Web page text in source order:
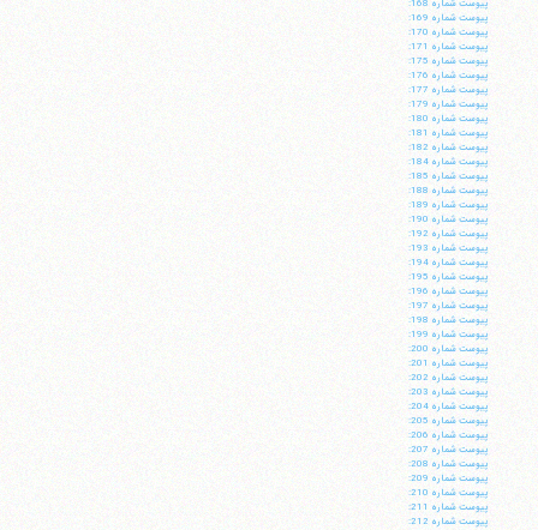
پيوست شماره 168:
پيوست شماره 169:
پيوست شماره 170:
پيوست شماره 171:
پيوست شماره 175:
پيوست شماره 176:
پيوست شماره 177:
پيوست شماره 179:
پيوست شماره 180:
پيوست شماره 181:
پيوست شماره 182:
پيوست شماره 184:
پيوست شماره 185:
پيوست شماره 188:
پيوست شماره 189:
پيوست شماره 190:
پيوست شماره 192:
پيوست شماره 193:
پيوست شماره 194:
پيوست شماره 195:
پيوست شماره 196:
پيوست شماره 197:
پيوست شماره 198:
پيوست شماره 199:
پيوست شماره 200:
پيوست شماره 201:
پيوست شماره 202:
پيوست شماره 203:
پيوست شماره 204:
پيوست شماره 205:
پيوست شماره 206:
پيوست شماره 207:
پيوست شماره 208:
پيوست شماره 209:
پيوست شماره 210:
پيوست شماره 211:
پيوست شماره 212: